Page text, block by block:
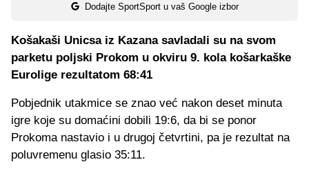
Dodajte SportSport u vaš Google izbor
Košakaši Unicsa iz Kazana savladali su na svom
parketu poljski Prokom u okviru 9. kola košarkaške
Eurolige rezultatom 68:41
Pobjednik utakmice se znao već nakon deset minuta
igre koje su domaćini dobili 19:6, da bi se ponor
Prokoma nastavio i u drugoj četvrtini, pa je rezultat na
poluvremenu glasio 35:11.